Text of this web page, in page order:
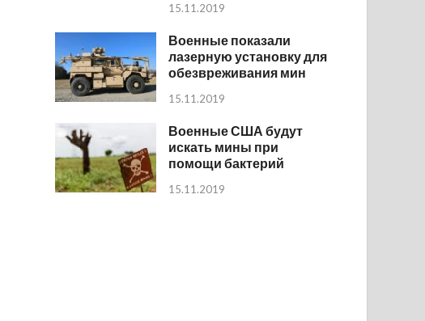
15.11.2019
Военные показали
лазерную установку для
обезвреживания мин
15.11.2019
Военные США будут
искать мины при
помощи бактерий
15.11.2019